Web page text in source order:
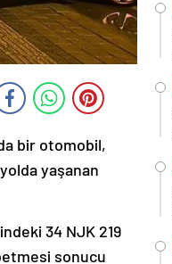
bir otomobil,
yaşanan
34 NJK 219
sonucu